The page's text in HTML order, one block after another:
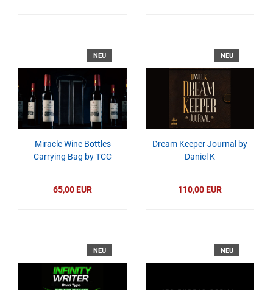
NEU
Miracle Wine Bottles
Carrying Bag by TCC
65,00 EUR
NEU
Dream Keeper Journal by
Daniel K
110,00 EUR
NEU NEU